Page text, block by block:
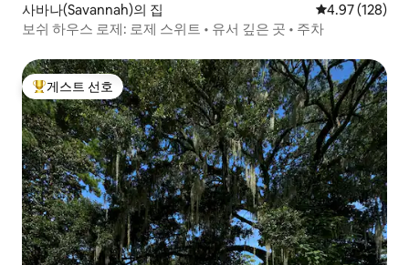
사바나(Savannah)의 집 평점 4.97점(5
4.97 (128)
보쉬 하우스 로제: 로제 스위트 • 유서 깊은 곳 • 주차
상위 게스트 선호
게스트 선호